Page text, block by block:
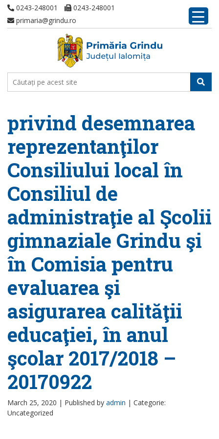
0243-248001
0243-248001
primaria@grindu.ro
privind desemnarea
reprezentanţilor
Consiliului local în
Consiliul de
administraţie al Şcolii
gimnaziale Grindu şi
în Comisia pentru
evaluarea şi
asigurarea calităţii
educaţiei, în anul
şcolar 2017/2018 –
20170922
March 25, 2020 | Published by admin | Categorie:
Uncategorized